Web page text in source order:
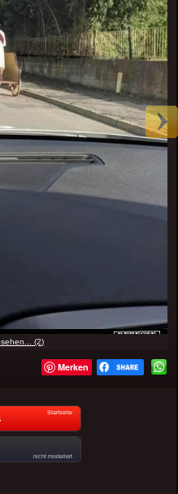
(2)
Merken
Startseite
nicht moderiert